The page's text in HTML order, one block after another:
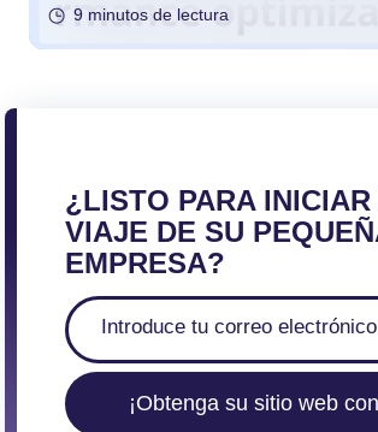
9 minutos de lectura
¿LISTO PARA INICIAR
VIAJE DE SU
EMPRESA?
¡Obtenga su sitio web